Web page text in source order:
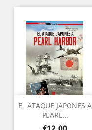
EL ATAQUE JAPONES A
PEARL...
Price